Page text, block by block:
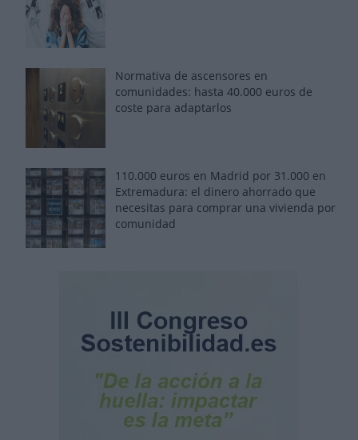
Normativa de ascensores en
comunidades: hasta 40.000 euros de
coste para adaptarlos
110.000 euros en Madrid por 31.000 en
Extremadura: el dinero ahorrado que
necesitas para comprar una vivienda por
comunidad